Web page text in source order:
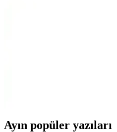
Ayın popüler yazıları